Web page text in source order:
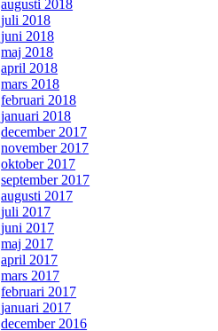
augusti 2018
juli 2018
juni 2018
maj 2018
april 2018
mars 2018
februari 2018
januari 2018
december 2017
november 2017
oktober 2017
september 2017
augusti 2017
juli 2017
juni 2017
maj 2017
april 2017
mars 2017
februari 2017
januari 2017
december 2016